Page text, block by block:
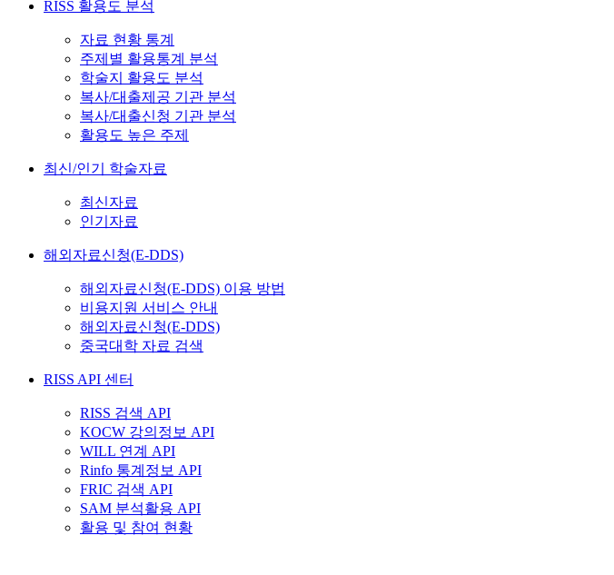
RISS 활용도 분석
자료 현황 통계
주제별 활용통계 분석
학술지 활용도 분석
복사/대출제공 기관 분석
복사/대출신청 기관 분석
활용도 높은 주제
최신/인기 학술자료
최신자료
인기자료
해외자료신청(E-DDS)
해외자료신청(E-DDS) 이용 방법
비용지원 서비스 안내
해외자료신청(E-DDS)
중국대학 자료 검색
RISS API 센터
RISS 검색 API
KOCW 강의정보 API
WILL 연계 API
Rinfo 통계정보 API
FRIC 검색 API
SAM 분석활용 API
활용 및 참여 현황